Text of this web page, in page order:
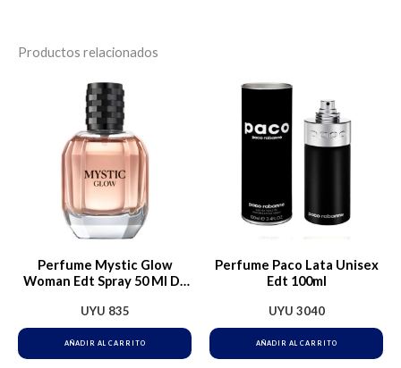
Productos relacionados
Perfume Mystic Glow
Woman Edt Spray 50 Ml Dr.
UYU 835
AÑADIR AL CARRITO
Perfume Paco Lata Unisex
Edt 100ml
UYU 3040
AÑADIR AL CARRITO